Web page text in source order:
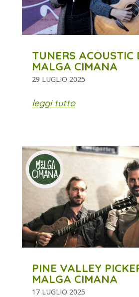
TUNERS ACOUSTIC
MALGA CIMANA
29 LUGLIO 2025
leggi tutto
PINE VALLEY
MALGA CIMANA
17 LUGLIO 2025